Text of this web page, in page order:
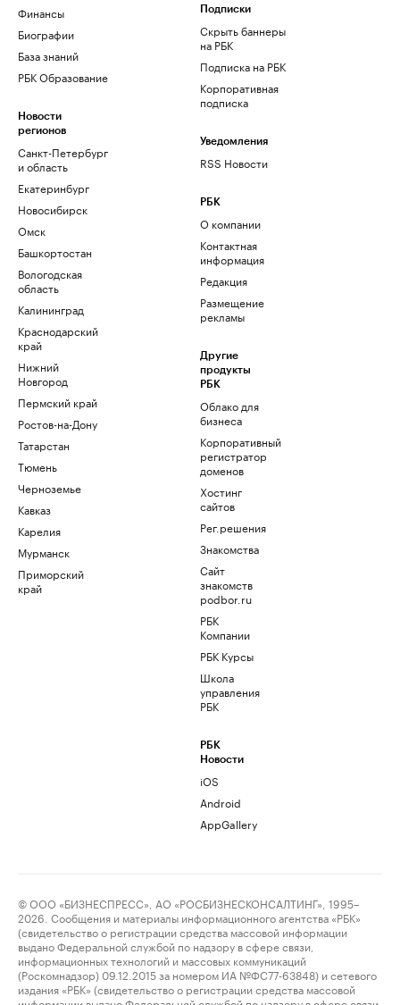
Финансы
Биографии
База знаний
РБК Образование
Новости
регионов
Санкт-Петербург
и область
Екатеринбург
Новосибирск
Омск
Башкортостан
Вологодская
область
Калининград
Краснодарский
край
Нижний
Новгород
Пермский край
Ростов-на-Дону
Татарстан
Тюмень
Черноземье
Кавказ
Карелия
Мурманск
Приморский
край
Подписки
Скрыть баннеры
на РБК
Подписка на РБК
Корпоративная
подписка
Уведомления
RSS Новости
РБК
О компании
Контактная
информация
Редакция
Размещение
рекламы
Другие
продукты
РБК
Облако для
бизнеса
Корпоративный
регистратор
доменов
Хостинг
сайтов
Рег.решения
Знакомства
Сайт
знакомств
podbor.ru
РБК
Компании
РБК Курсы
Школа
управления
РБК
РБК
Новости
iOS
Android
AppGallery
© ООО «БИЗНЕСПРЕСС», АО «РОСБИЗНЕСКОНСАЛТИНГ», 1995–
2026. Сообщения и материалы информационного агентства «РБК»
(свидетельство о регистрации средства массовой информации
выдано Федеральной службой по надзору в сфере связи,
информационных технологий и массовых коммуникаций
(Роскомнадзор) 09.12.2015 за номером ИА №ФС77-63848) и сетевого
издания «РБК» (свидетельство о регистрации средства массовой